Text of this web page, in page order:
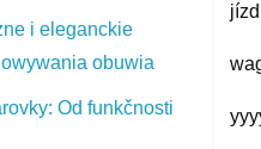
i eleganckie
obuwia
Od funkčnosti